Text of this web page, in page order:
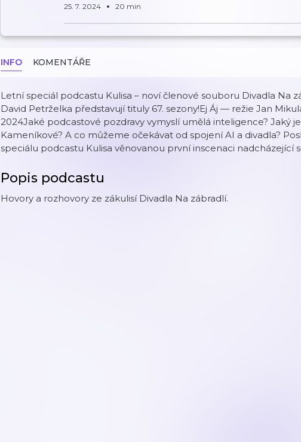
25. 7. 2024 20 min
INFO KOMENTÁŘE
Letní speciál podcastu Kulisa – noví členové souboru Divadla Na
David Petrželka představují tituly 67. sezony!Ej Áj — režie Jan
2024Jaké podcastové pozdravy vymyslí umělá inteligence? Jaký
Kameníkové? A co můžeme očekávat od spojení AI a divadla?
speciálu podcastu Kulisa věnovanou první inscenaci nadcházející
Popis podcastu
Hovory a rozhovory ze zákulisí Divadla Na zábradlí.